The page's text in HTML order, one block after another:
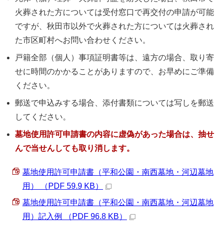
火葬された方については受付窓口で再交付の申請が可能
ですが、秋田市以外で火葬された方については火葬され
た市区町村へお問い合わせください。
戸籍全部（個人）事項証明書等は、遠方の場合、取り寄
せに時間のかかることがありますので、お早めにご準備
ください。
郵送で申込みする場合、添付書類については写しを郵送
してください。
墓地使用許可申請書の内容に虚偽があった場合は、抽せ
んで当せんしても取り消します。
墓地使用許可申請書（平和公園・南西墓地・河辺墓地
用） （PDF 59.9 KB）
墓地使用許可申請書（平和公園・南西墓地・河辺墓地
用）記入例 （PDF 96.8 KB）